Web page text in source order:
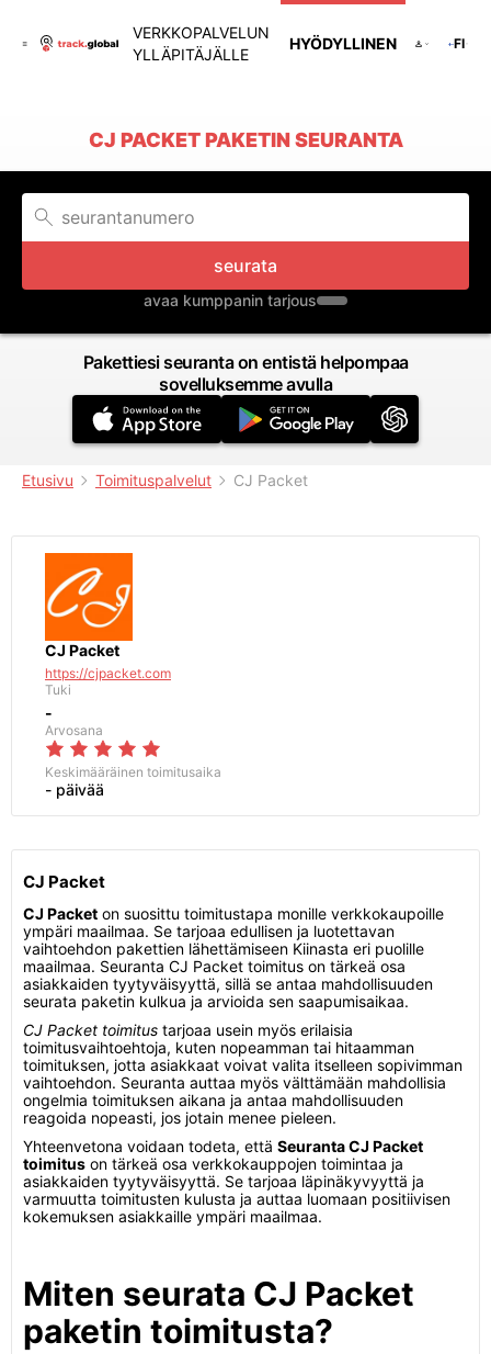
VERKKOPALVELUN
YLLÄPITÄJÄLLE
HYÖDYLLINEN FI
CJ PACKET PAKETIN SEURANTA
seurata
avaa kumppanin tarjous
Pakettiesi seuranta on entistä helpompaa
sovelluksemme avulla
Etusivu Toimituspalvelut CJ Packet
CJ Packet
https://cjpacket.com
Tuki
-
Arvosana
Keskimääräinen toimitusaika
- päivää
CJ Packet
CJ Packet on suosittu toimitustapa monille verkkokaupoille
ympäri maailmaa. Se tarjoaa edullisen ja luotettavan
vaihtoehdon pakettien lähettämiseen Kiinasta eri puolille
maailmaa. Seuranta CJ Packet toimitus on tärkeä osa
asiakkaiden tyytyväisyyttä, sillä se antaa mahdollisuuden
seurata paketin kulkua ja arvioida sen saapumisaikaa.
CJ Packet toimitus tarjoaa usein myös erilaisia
toimitusvaihtoehtoja, kuten nopeamman tai hitaamman
toimituksen, jotta asiakkaat voivat valita itselleen sopivimman
vaihtoehdon. Seuranta auttaa myös välttämään mahdollisia
ongelmia toimituksen aikana ja antaa mahdollisuuden
reagoida nopeasti, jos jotain menee pieleen.
Yhteenvetona voidaan todeta, että Seuranta CJ Packet
toimitus on tärkeä osa verkkokauppojen toimintaa ja
asiakkaiden tyytyväisyyttä. Se tarjoaa läpinäkyvyyttä ja
varmuutta toimitusten kulusta ja auttaa luomaan positiivisen
kokemuksen asiakkaille ympäri maailmaa.
Miten seurata CJ Packet
paketin toimitusta?